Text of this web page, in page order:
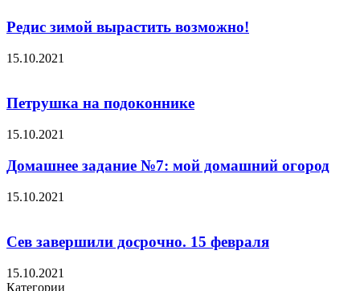
Редис зимой вырастить возможно!
15.10.2021
Петрушка на подоконнике
15.10.2021
Домашнее задание №7: мой домашний огород
15.10.2021
Сев завершили досрочно. 15 февраля
15.10.2021
Категории